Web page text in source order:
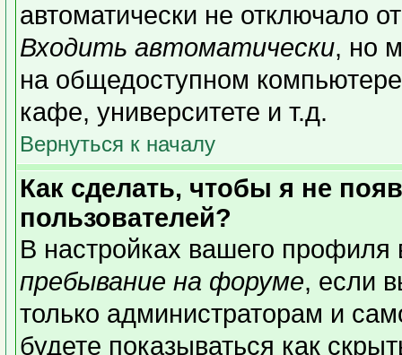
автоматически не отключало
Входить автоматически, но
на общедоступном
кафе, университете и т.д.
Вернуться к началу
Как сделать, чтобы я не
пользователей?
В настройках вашего
пребывание на форуме, если
только администраторам и
будете показываться как